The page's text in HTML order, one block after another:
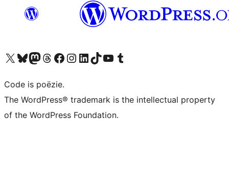
Bezoek ons X (voorheen Twitter) account
Bezoek ons Bluesky account
Bezoek ons Mastodon account
Bezoek ons Threads account
Onze Facebook pagina bezoeken
Bezoek ons Instagram account
Bezoek ons LinkedIn account
Bezoek ons TikTok account
Bezoek ons YouTube kanaalBezoek ons Tumblr account
Code is poëzie.
The WordPress® trademark is the intellectual property
of the WordPress Foundation.